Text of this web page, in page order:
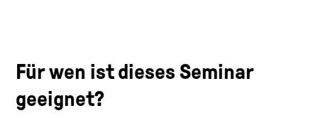
Für wen ist dieses Seminar
geeignet?